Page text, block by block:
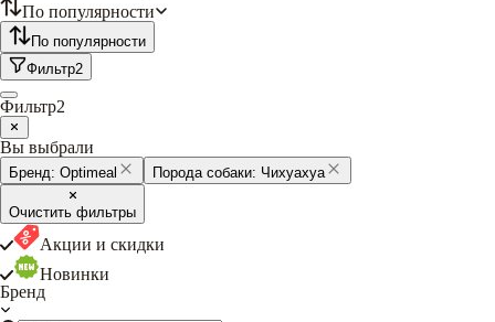
По популярности
По популярности
Фильтр2
Фильтр2
Вы выбрали
Бренд: Optimeal Порода собаки: Чихуахуа
Очистить фильтры
Акции и скидки
Новинки
Бренд